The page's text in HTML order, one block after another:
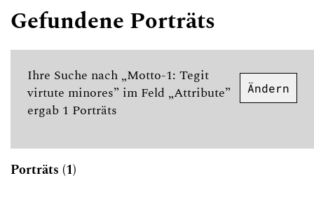
Gefundene Porträts
Ihre Suche nach „Motto-1: Tegit
virtute minores” im Feld „Attribute”
ergab 1 Porträts
Ändern
Porträts (1)